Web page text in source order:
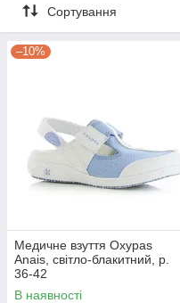
Сортування
–10%
Медичне взуття Oxypas
Anais, світло-блакитний, р.
36-42
В наявності